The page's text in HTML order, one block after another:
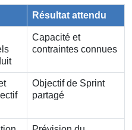
Résultat attendu
Capacité et
contraintes connues
Objectif de Sprint
partagé